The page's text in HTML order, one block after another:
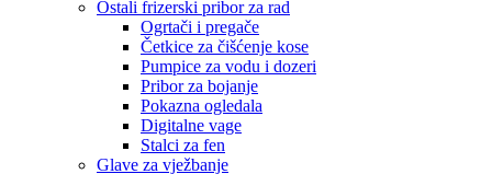
Ostali frizerski pribor za rad
Ogrtači i pregače
Četkice za čišćenje kose
Pumpice za vodu i dozeri
Pribor za bojanje
Pokazna ogledala
Digitalne vage
Stalci za fen
Glave za vježbanje